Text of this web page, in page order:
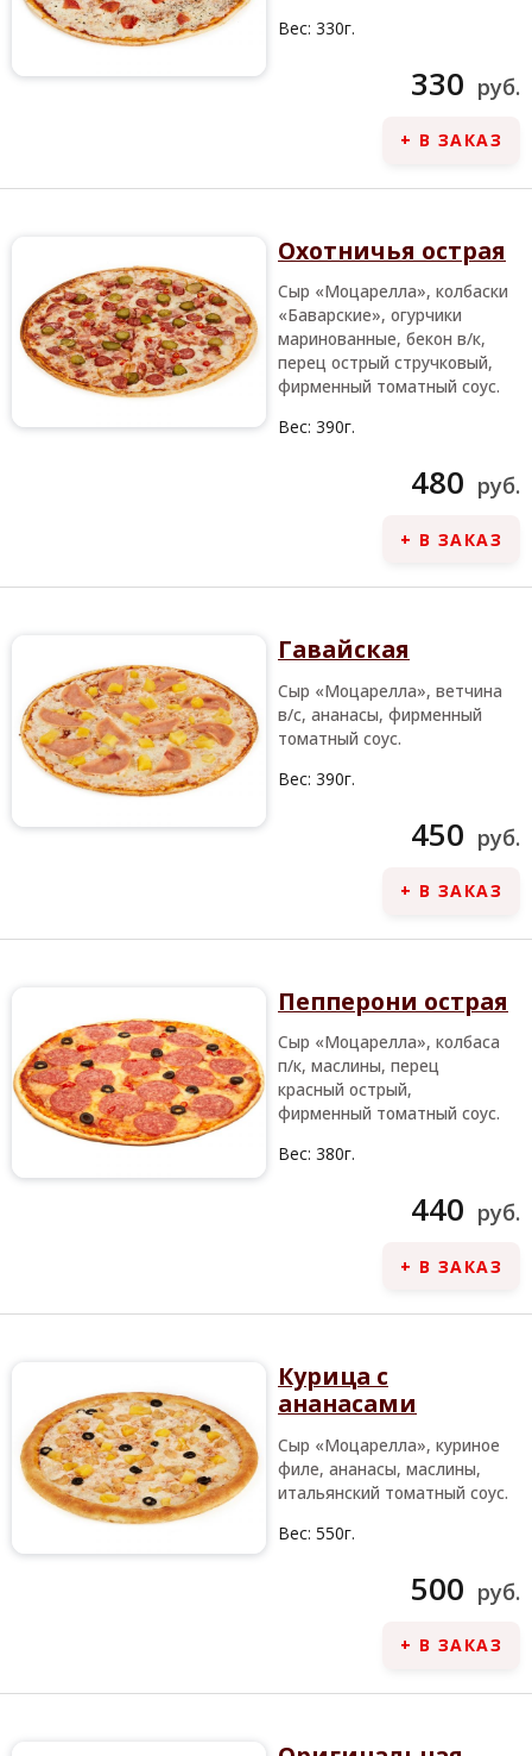
Вес: 330г.
330 руб.
+ В ЗАКАЗ
Охотничья острая
Сыр «Моцарелла», колбаски
«Баварские», огурчики
маринованные, бекон в/к,
перец острый стручковый,
фирменный томатный соус.
Вес: 390г.
480 руб.
+ В ЗАКАЗ
Гавайская
Сыр «Моцарелла», ветчина
в/с, ананасы, фирменный
томатный соус.
Вес: 390г.
450 руб.
+ В ЗАКАЗ
Пепперони острая
Сыр «Моцарелла», колбаса
п/к, маслины, перец
красный острый,
фирменный томатный соус.
Вес: 380г.
440 руб.
+ В ЗАКАЗ
Курица с
ананасами
Сыр «Моцарелла», куриное
филе, ананасы, маслины,
итальянский томатный соус.
Вес: 550г.
500 руб.
+ В ЗАКАЗ